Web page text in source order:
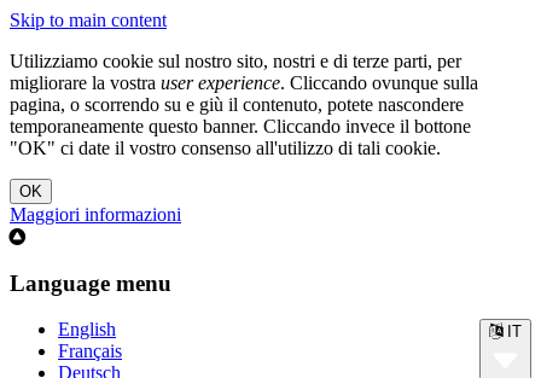
Skip to main content
Utilizziamo cookie sul nostro sito, nostri e di terze parti, per
migliorare la vostra user experience. Cliccando ovunque sulla
pagina, o scorrendo su e giù il contenuto, potete nascondere
temporaneamente questo banner. Cliccando invece il bottone
"OK" ci date il vostro consenso all'utilizzo di tali cookie.
Maggiori informazioni
Language menu
IT
English
Français
Deutsch